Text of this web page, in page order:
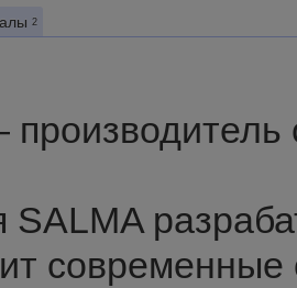
2
SALMA